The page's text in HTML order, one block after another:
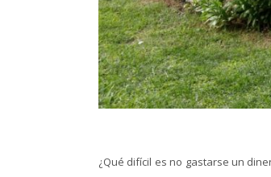
¿Qué difícil es no gastarse un